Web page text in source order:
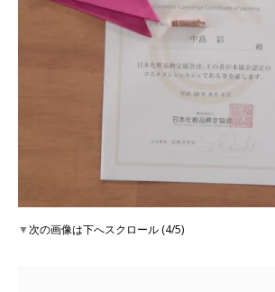
▼次の画像は下へスクロール (4/5)